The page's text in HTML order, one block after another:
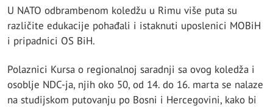
U NATO odbrambenom koledžu u Rimu više puta su
različite edukacije pohađali i istaknuti uposlenici MOBiH
i pripadnici OS BiH.
Polaznici Kursa o regionalnoj saradnji sa ovog koledža i
osoblje NDC-ja, njih oko 50, od 14. do 16. marta se nalaze
na studijskom putovanju po Bosni i Hercegovini, kako bi